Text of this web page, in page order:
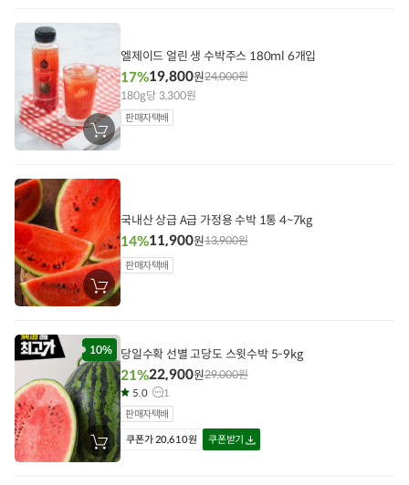
에
장
바
에
담
기
엘제이드 얼린 생 수박주스 180ml 6개입
17%19,800원24,000원
180g당 3,300원
판매자택배
장
바
에
담
기
국내산 상급 A급 가정용 수박 1통 4~7kg
14%11,900원13,900원
판매자택배
10%
장
바
당일수확 선별 고당도 스윗수박 5-9kg
21%22,900원29,000원
5.0
1
판매자택배
쿠폰가20,610원 쿠폰받기